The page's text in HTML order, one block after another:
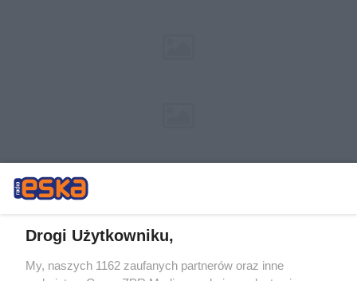
Drogi Użytkowniku,
My, naszych 1162 zaufanych partnerów oraz inne